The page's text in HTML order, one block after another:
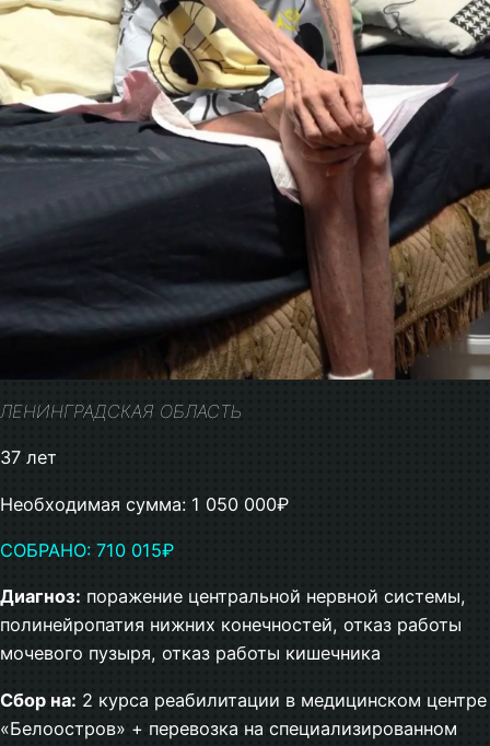
ЛЕНИНГРАДСКАЯ ОБЛАСТЬ
37 лет
Необходимая сумма: 1 050 000₽
СОБРАНО: 710 015₽
Диагноз: поражение центральной нервной системы,
полинейропатия нижних конечностей, отказ работы
мочевого пузыря, отказ работы кишечника
Сбор на: 2 курса реабилитации в медицинском центре
«Белоостров» + перевозка на специализированном